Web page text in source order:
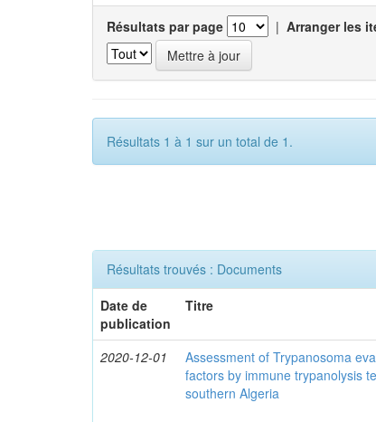
Résultats par page | Arranger les
Résultats 1 à 1 sur un total de 1.
Résultats trouvés : Documents
Date de
publication
Titre
2020-12-01
Assessment of Trypanosoma
factors by immune trypanolysis
southern Algeria